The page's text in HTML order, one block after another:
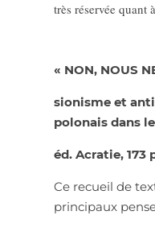
très réservée quant à
« NON, NOUS
sionisme et
polonais dans
éd. Acratie, 173
Ce recueil de
principaux